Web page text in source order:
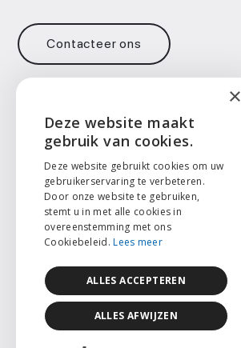
Contacteer ons
info@face2face.surgery
+32 471 73 14 65
Taal
English
Nederlands
© 2026 Face2Face Clinic
Website by
ENGLISH
NEDERLANDS
FRANÇAIS
×
Deze website maakt
gebruik van cookies.
Deze website gebruikt cookies om uw
gebruikerservaring te verbeteren.
Door onze website te gebruiken,
stemt u in met alle cookies in
overeenstemming met ons
Cookiebeleid. Lees meer
ALLES ACCEPTEREN
ALLES AFWIJZEN